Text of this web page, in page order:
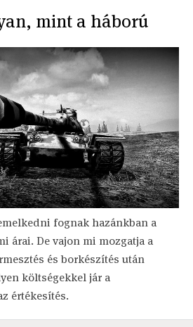
mint a háború
fognak hazánkban a
árai. De vajon mi mozgatja a
és borkészítés után
költségekkel jár a
értékesítés.